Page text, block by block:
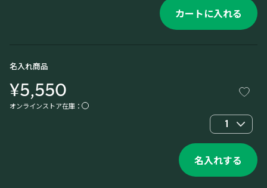
カートに入れる
名入れ商品
¥5,550
オンラインストア在庫：
1
名入れする